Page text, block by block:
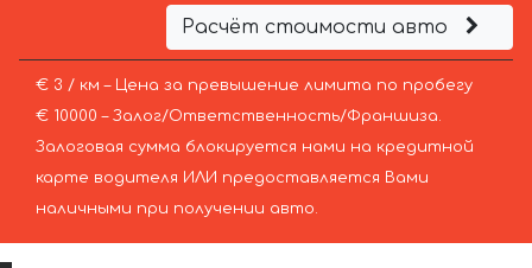
Расчёт стоимости авто
€ 3 / км – Цена за превышение лимита по пробегу
€ 10000 – Залог/Ответственность/Франшиза.
Залоговая сумма блокируется нами на кредитной
карте водителя ИЛИ предоставляется Вами
наличными при получении авто.